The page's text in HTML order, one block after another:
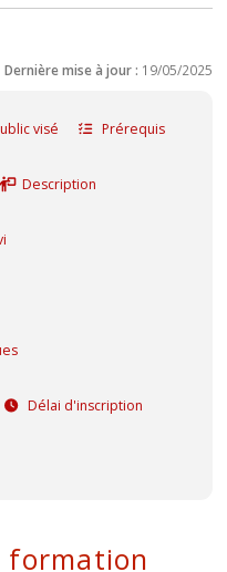
Dernière mise à jour : 19/05/2025
visé Prérequis
Description
Délai d'inscription
formation